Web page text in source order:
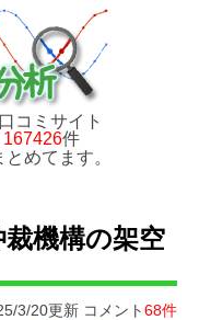
コミサイト
167426件
とめてます。
機構の架空
3/20更新 コメント68件